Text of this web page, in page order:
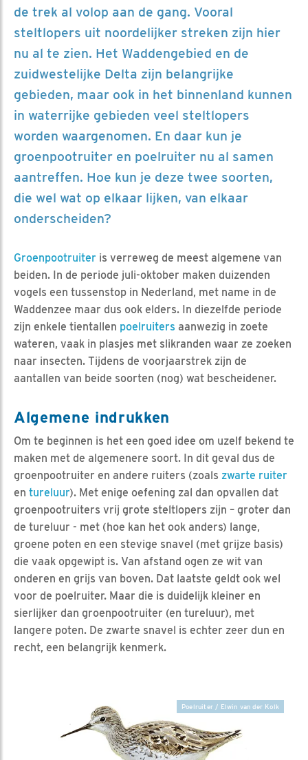
de trek al volop aan de gang. Vooral
steltlopers uit noordelijker streken zijn hier
nu al te zien. Het Waddengebied en de
zuidwestelijke Delta zijn belangrijke
gebieden, maar ook in het binnenland kunnen
in waterrijke gebieden veel steltlopers
worden waargenomen. En daar kun je
groenpootruiter en poelruiter nu al samen
aantreffen. Hoe kun je deze twee soorten,
die wel wat op elkaar lijken, van elkaar
onderscheiden?
Groenpootruiter is verreweg de meest algemene van
beiden. In de periode juli-oktober maken duizenden
vogels een tussenstop in Nederland, met name in de
Waddenzee maar dus ook elders. In diezelfde periode
zijn enkele tientallen poelruiters aanwezig in zoete
wateren, vaak in plasjes met slikranden waar ze zoeken
naar insecten. Tijdens de voorjaarstrek zijn de
aantallen van beide soorten (nog) wat bescheidener.
Algemene indrukken
Om te beginnen is het een goed idee om uzelf bekend te
maken met de algemenere soort. In dit geval dus de
groenpootruiter en andere ruiters (zoals zwarte ruiter
en tureluur). Met enige oefening zal dan opvallen dat
groenpootruiters vrij grote steltlopers zijn – groter dan
de tureluur - met (hoe kan het ook anders) lange,
groene poten en een stevige snavel (met grijze basis)
die vaak opgewipt is. Van afstand ogen ze wit van
onderen en grijs van boven. Dat laatste geldt ook wel
voor de poelruiter. Maar die is duidelijk kleiner en
sierlijker dan groenpootruiter (en tureluur), met
langere poten. De zwarte snavel is echter zeer dun en
recht, een belangrijk kenmerk.
Poelruiter / Elwin van der Kolk